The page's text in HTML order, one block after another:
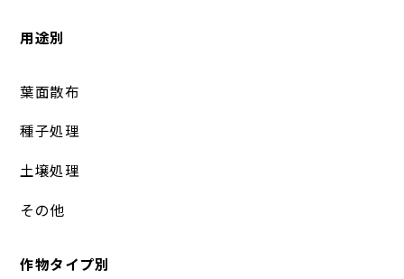
用途別
葉面散布
種子処理
土壌処理
その他
作物タイプ別